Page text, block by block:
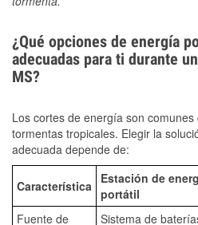
¿Qué opciones de energía
adecuadas para ti durante
MS?
Los cortes de energía son
tormentas tropicales. Elegir la
adecuada depende de:
Característica
Estación de
portátil
Fuente de Sistema de